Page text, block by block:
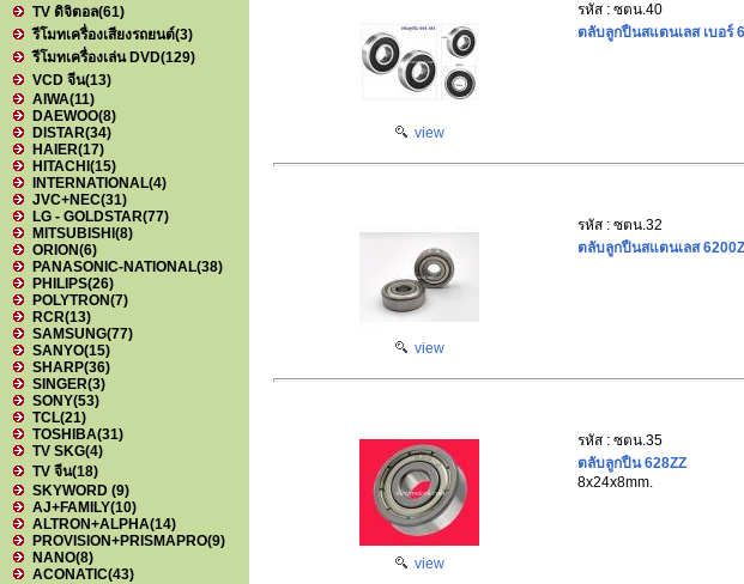
TV ดิจิตอล(61)
รีโมทเครื่องเสียงรถยนต์(3)
รีโมทเครื่องเล่น DVD(129)
VCD จีน(13)
AIWA(11)
DAEWOO(8)
DISTAR(34)
HAIER(17)
HITACHI (15)
INTERNATIONAL(4)
JVC+NEC(31)
LG - GOLDSTAR(77)
MITSUBISHI (8)
ORION(6)
PANASONIC-NATIONAL(38)
PHILIPS(26)
POLYTRON(7)
RCR(13)
SAMSUNG(77)
SANYO(15)
SHARP(36)
SINGER(3)
SONY(53)
TCL(21)
TOSHIBA(31)
TV SKG(4)
TV จีน(18)
SKYWORD (9)
AJ+FAMILY(10)
ALTRON+ALPHA(14)
PROVISION+PRISMAPRO(9)
NANO(8)
ACONATIC(43)
view
รหัส : ซตน.40
ตลับลูกปืนสแตนเลส เบอร์
view
รหัส : ซตน.32
ตลับลูกปืนสแตนเลส 6200Z
view
รหัส : ซตน.35
ตลับลูกปืน 628ZZ
8x24x8mm.